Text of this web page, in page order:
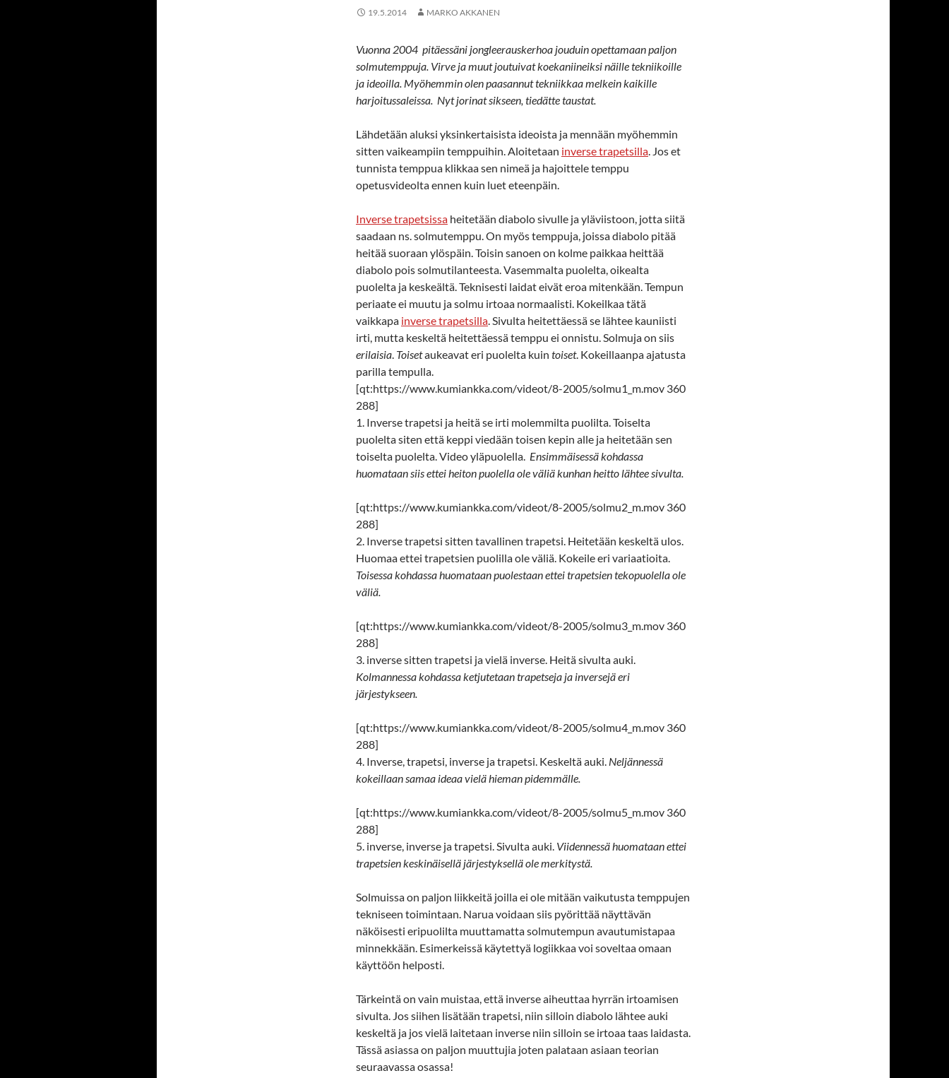
19.5.2014 MARKO AKKANEN
Vuonna 2004 pitäessäni jongleerauskerhoa jouduin opettamaan paljon
solmutemppuja. Virve ja muut joutuivat koekaniineiksi näille tekniikoille
ja ideoilla. Myöhemmin olen paasannut tekniikkaa melkein kaikille
harjoitussaleissa. Nyt jorinat sikseen, tiedätte taustat.
Lähdetään aluksi yksinkertaisista ideoista ja mennään myöhemmin
sitten vaikeampiin temppuihin. Aloitetaan inverse trapetsilla. Jos et
tunnista temppua klikkaa sen nimeä ja hajoittele temppu
opetusvideolta ennen kuin luet eteenpäin.
Inverse trapetsissa heitetään diabolo sivulle ja yläviistoon, jotta siitä
saadaan ns. solmutemppu. On myös temppuja, joissa diabolo pitää
heitää suoraan ylöspäin. Toisin sanoen on kolme paikkaa heittää
diabolo pois solmutilanteesta. Vasemmalta puolelta, oikealta
puolelta ja keskeältä. Teknisesti laidat eivät eroa mitenkään. Tempun
periaate ei muutu ja solmu irtoaa normaalisti. Kokeilkaa tätä
vaikkapa inverse trapetsilla. Sivulta heitettäessä se lähtee kauniisti
irti, mutta keskeltä heitettäessä temppu ei onnistu. Solmuja on siis
erilaisia. Toisetaukeavat eri puolelta kuin toiset. Kokeillaanpa ajatusta
parilla tempulla.
[qt:https://www.kumiankka.com/videot/8-2005/solmu1_m.mov 360
288]
1. Inverse trapetsi ja heitä se irti molemmilta puolilta. Toiselta
puolelta siten että keppi viedään toisen kepin alle ja heitetään sen
toiselta puolelta. Video yläpuolella. Ensimmäisessä kohdassa
huomataan siis ettei heiton puolella ole väliä kunhan heitto lähtee sivulta.
[qt:https://www.kumiankka.com/videot/8-2005/solmu2_m.mov 360
288]
2. Inverse trapetsi sitten tavallinen trapetsi. Heitetään keskeltä ulos.
Huomaa ettei trapetsien puolilla ole väliä. Kokeile eri variaatioita.
Toisessa kohdassa huomataan puolestaan ettei trapetsien tekopuolella ole
väliä.
[qt:https://www.kumiankka.com/videot/8-2005/solmu3_m.mov 360
288]
3. inverse sitten trapetsi ja vielä inverse. Heitä sivulta auki.
Kolmannessa kohdassa ketjutetaan trapetseja ja inversejä eri
järjestykseen.
[qt:https://www.kumiankka.com/videot/8-2005/solmu4_m.mov 360
288]
4. Inverse, trapetsi, inverse ja trapetsi. Keskeltä auki. Neljännessä
kokeillaan samaa ideaa vielä hieman pidemmälle.
[qt:https://www.kumiankka.com/videot/8-2005/solmu5_m.mov 360
288]
5. inverse, inverse ja trapetsi. Sivulta auki. Viidennessä huomataan ettei
trapetsien keskinäisellä järjestyksellä ole merkitystä.
Solmuissa on paljon liikkeitä joilla ei ole mitään vaikutusta temppujen
tekniseen toimintaan. Narua voidaan siis pyörittää näyttävän
näköisesti eripuolilta muuttamatta solmutempun avautumistapaa
minnekkään. Esimerkeissä käytettyä logiikkaa voi soveltaa omaan
käyttöön helposti.
Tärkeintä on vain muistaa, että inverse aiheuttaa hyrrän irtoamisen
sivulta. Jos siihen lisätään trapetsi, niin silloin diabolo lähtee auki
keskeltä ja jos vielä laitetaan inverse niin silloin se irtoaa taas laidasta.
Tässä asiassa on paljon muuttujia joten palataan asiaan teorian
seuraavassa osassa!